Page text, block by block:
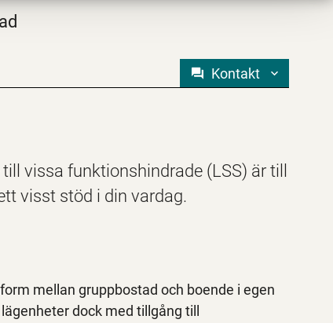
Kontakt
vissa funktionshindrade (LSS) är till
visst stöd i din vardag.
mellan gruppbostad och boende i egen
dock med tillgång till